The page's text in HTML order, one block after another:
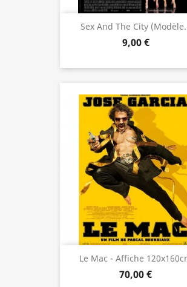
Sex And The City
9,00 €
Le Mac - Affiche
70,00 €